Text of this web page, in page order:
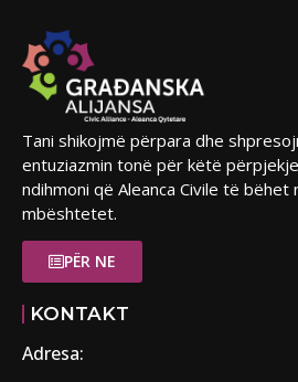
Tani shikojmë përpara dhe
entuziazmin tonë për këtë
ndihmoni që Aleanca Civile të
mbështetet.
PËR NE
KONTAKT
Adresa: